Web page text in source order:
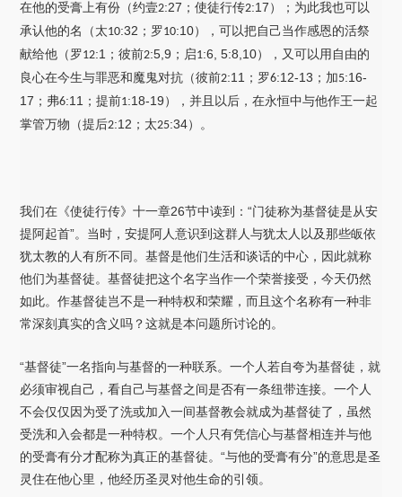
在他的受膏上有份（约壹2:27；使徒行传2:17）
；为此我也可以
承认他的名（太10:32；罗10:10）
，可以把自己当作感恩的活祭
献给他（罗12:1；彼前2:5,9；启1:6, 5:8,10）
，又可以用自由的
良心在今生与罪恶和魔鬼对抗（彼前2:11；罗6:12-13；加5:16-
17；弗6:11；提前1:18-19）
，并且以后，在永恒中与他作王一起
掌管万物（提后2:12；太25:34） 。
我们在《使徒行传》十一章26节中读到：“门徒称为基督徒是从安
提阿起首”。当时，安提阿人意识到这群人与犹太人以及那些皈依
犹太教的人有所不同。基督是他们生活和谈话的中心，因此就称
他们为基督徒。基督徒把这个名字当作一个荣誉接受，今天仍然
如此。作基督徒岂不是一种特权和荣耀，而且这个名称有一种非
常深刻真实的含义吗？这就是本问题所讨论的。
“基督徒”一名指向与基督的一种联系。一个人若自夸为基督徒，就
必须审视自己，看自己与基督之间是否有一条纽带连接。一个人
不会仅仅因为受了洗或加入一间基督教会就成为基督徒了，虽然
受洗和入会都是一种特权。一个人只有凭信心与基督相连并与他
的受膏有分才配称为真正的基督徒。“与他的受膏有分”的意思是圣
灵住在他心里，他经历圣灵对他生命的引领。